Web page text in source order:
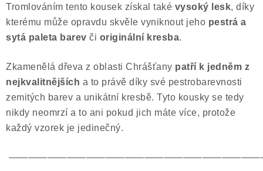
Tromlováním tento kousek získal také vysoký lesk, díky
kterému může opravdu skvěle vyniknout jeho pestrá a
sytá paleta barev či originální kresba.
Zkamenělá dřeva z oblasti Chrášťany patří k jedněm z
nejkvalitnějších a to právě díky své pestrobarevnosti
zemitých barev a unikátní kresbě. Tyto kousky se tedy
nikdy neomrzí a to ani pokud jich máte více, protože
každý vzorek je jedinečný.